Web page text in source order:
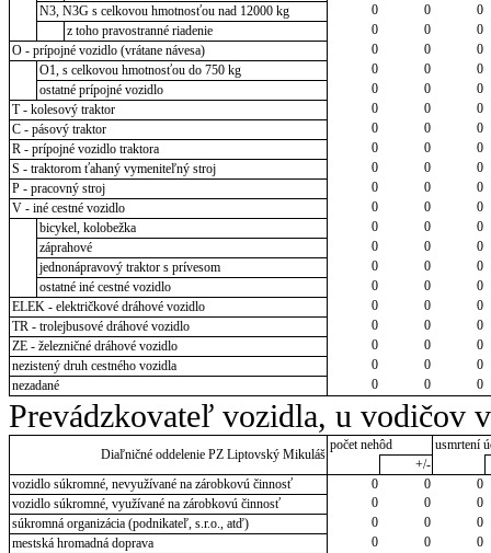
N3, N3G s celkovou hmotnosťou nad 12000 kg
0 0
0
z toho pravostranné riadenie
0 0
0
O - prípojné vozidlo (vrátane návesa)
0 0
0
O1, s celkovou hmotnosťou do 750 kg
0 0
0
ostatné prípojné vozidlo
0 0
0
T - kolesový traktor
0 0
0
C - pásový traktor
0 0
0
R - prípojné vozidlo traktora
0 0
0
S - traktorom ťahaný vymeniteľný stroj
0 0
0
P - pracovný stroj
0 0
0
V - iné cestné vozidlo
0 0
0
bicykel, kolobežka
0 0
0
záprahové
0 0
0
jednonápravový traktor s prívesom
0 0
0
ostatné iné cestné vozidlo
0 0
0
ELEK - električkové dráhové vozidlo
0 0
0
TR - trolejbusové dráhové vozidlo
0 0
0
ZE - železničné dráhové vozidlo
0 0
0
nezistený druh cestného vozidla
0 0
0
nezadané
0 0 0
Prevádzkovateľ vozidla, u vodičov
Diaľničné oddelenie PZ Liptovský Mikuláš
počet nehôd
usmrtení
+/-
vozidlo súkromné, nevyužívané na zárobkovú činnosť
0 0
0
vozidlo súkromné, využívané na zárobkovú činnosť
0 0
0
súkromná organizácia (podnikateľ, s.r.o., atď)
0 0
0
mestská hromadná doprava
0 0
0